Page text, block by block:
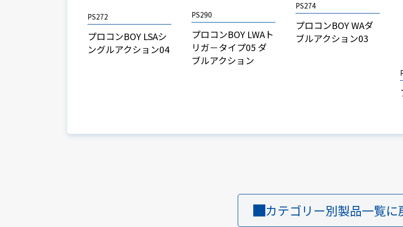
PS272
プロコンBOY LSAシ
ングルアクション04
PS290
プロコンBOY LWAト
リガ－タイプ05 ダ
ブルアクション
PS274
プロコンBOY WAダ
ブルアクション03
カテゴリー別製品一覧に